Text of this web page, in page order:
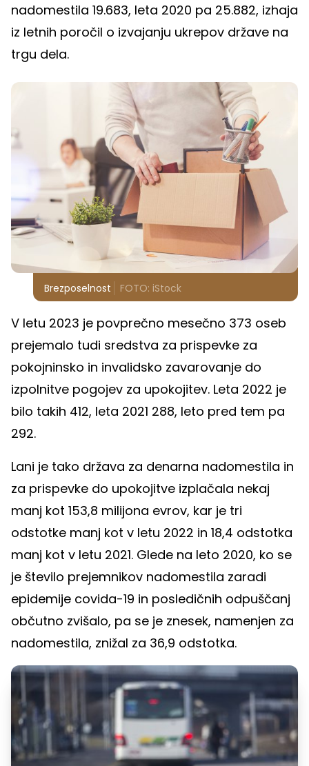
nadomestila 19.683, leta 2020 pa 25.882, izhaja
iz letnih poročil o izvajanju ukrepov države na
trgu dela.
Brezposelnost FOTO: iStock
V letu 2023 je povprečno mesečno 373 oseb
prejemalo tudi sredstva za prispevke za
pokojninsko in invalidsko zavarovanje do
izpolnitve pogojev za upokojitev. Leta 2022 je
bilo takih 412, leta 2021 288, leto pred tem pa
292.
Lani je tako država za denarna nadomestila in
za prispevke do upokojitve izplačala nekaj
manj kot 153,8 milijona evrov, kar je tri
odstotke manj kot v letu 2022 in 18,4 odstotka
manj kot v letu 2021. Glede na leto 2020, ko se
je število prejemnikov nadomestila zaradi
epidemije covida-19 in posledičnih odpuščanj
občutno zvišalo, pa se je znesek, namenjen za
nadomestila, znižal za 36,9 odstotka.